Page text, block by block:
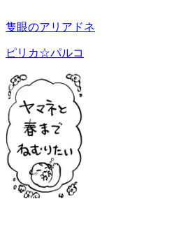
隻眼のアリアドネ
ピリカ☆パルコ